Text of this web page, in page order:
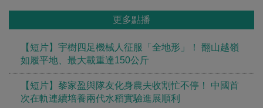
更多點播
【短片】宇樹四足機械人征服「全地形」！ 翻山越嶺
如履平地、最大載重達150公斤
【短片】黎家盈與隊友化身農夫收割忙不停！ 中國首
次在軌連續培養兩代水稻實驗進展順利